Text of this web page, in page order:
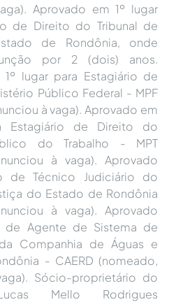
Aprovado em 1º lugar
de Direito do Tribunal de
de Rondônia, onde
por 2 (dois) anos.
lugar para Estagiário de
Público Federal - MPF
à vaga). Aprovado em
Estagiário de Direito do
do Trabalho - MPT
à vaga). Aprovado
de Técnico Judiciário do
do Estado de Rondônia
à vaga). Aprovado
Agente de Sistema de
Companhia de Águas e
- CAERD (nomeado,
Sócio-proprietário do
Mello Rodrigues